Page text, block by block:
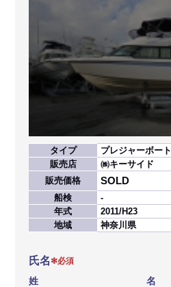
タイプ
プレジャーボート
販売店
㈱キーサイド
販売価格
SOLD
船検
-
年式
2011/H23
地域
神奈川県
氏名 ✻必須
姓 名